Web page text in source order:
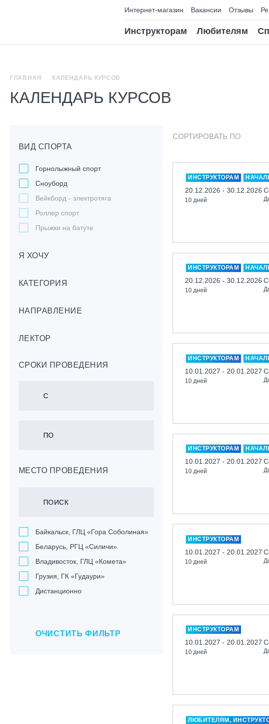
Интернет-магазин Вакансии Отзывы
Инструкторам Любителям
ГЛАВНАЯ КАЛЕНДАРЬ КУРСОВ
КАЛЕНДАРЬ КУРСОВ
ВИД СПОРТА
Горнолыжный спорт
Сноуборд
Вейкборд - электротяга
Роллер спорт
Прыжки на батуте
Лонгбординг
бордах
Игровые виды спорта
Мечевой бой
Я ХОЧУ
КАТЕГОРИЯ
НАПРАВЛЕНИЕ
ЛЕКТОР
СРОКИ ПРОВЕДЕНИЯ
МЕСТО ПРОВЕДЕНИЯ
Байкальск, ГЛЦ «Гора Соболиная»
Беларусь, РГЦ «Силичи»
Владивосток, ГЛЦ «Комета»
Грузия, ГК «Гудаури»
Дистанционно
Иркутск, ГЛЦ «Олха»
ОЧИСТИТЬ ФИЛЬТР
СОРТИРОВАТЬ ПО
ИНСТРУКТОРАМ
20.12.2026 - 30.12.2026
10 дней
ИНСТРУКТОРАМ
20.12.2026 - 30.12.2026
10 дней
ИНСТРУКТОРАМ
10.01.2027 - 20.01.2027
10 дней
ИНСТРУКТОРАМ
10.01.2027 - 20.01.2027
10 дней
ИНСТРУКТОРАМ
10.01.2027 - 20.01.2027
10 дней
ИНСТРУКТОРАМ
10.01.2027 - 20.01.2027
10 дней
ЛЮБИТЕЛЯМ,